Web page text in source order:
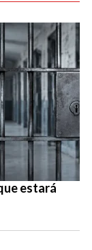
estará